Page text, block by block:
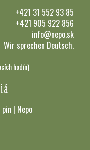
+421 31 552 93 85
+421 905 922 856
info@nepo.sk
Wir sprechen Deutsch.
hodín)